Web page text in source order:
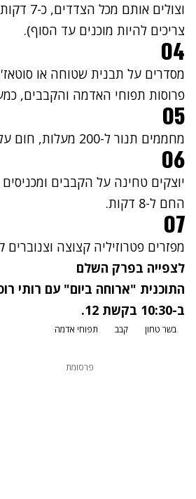
וצולים
צריכים להיות מוכנים עד הסוף).
04
מסדרים על תבנית שטוחה או
פרוסות תפוחי האדמה והקבבים,
05
מחממים תנור ל-200 מעלות, חום עליון.
06
יוצקים טחינה על הקבבים
החם ל-8 דקות.
07
מפזרים פטרוזיליה קצוצה וצנוברים
לצפייה בפרק השלם
התוכנית "ארוחה ביום" עם רותי
ב-10:30 בקשת 12.
בשר טחון קבב תפוחי אדמה
פרסומת